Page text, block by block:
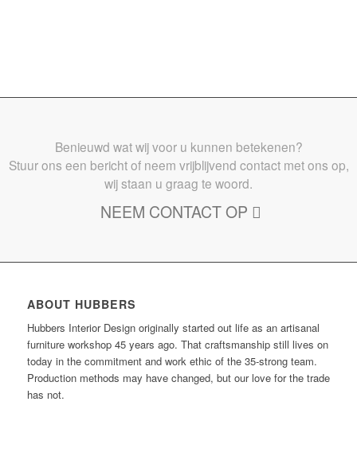
Benieuwd wat wij voor u kunnen betekenen?
Stuur ons een bericht of neem vrijblijvend contact met ons op,
wij staan u graag te woord.
NEEM CONTACT OP
ABOUT HUBBERS
Hubbers Interior Design originally started out life as an artisanal
furniture workshop 45 years ago. That craftsmanship still lives on
today in the commitment and work ethic of the 35-strong team.
Production methods may have changed, but our love for the trade
has not.